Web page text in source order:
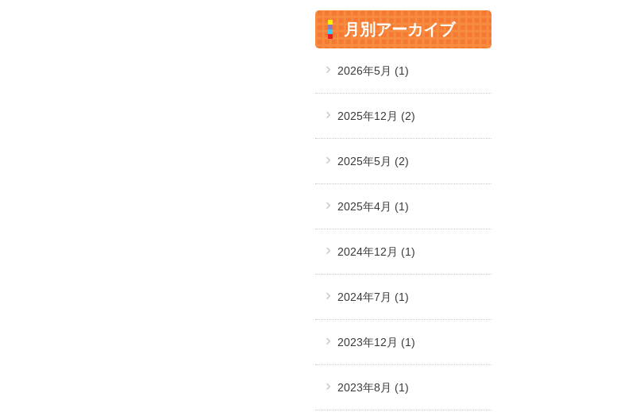
月別アーカイブ
2026年5月 (1)
2025年12月 (2)
2025年5月 (2)
2025年4月 (1)
2024年12月 (1)
2024年7月 (1)
2023年12月 (1)
2023年8月 (1)